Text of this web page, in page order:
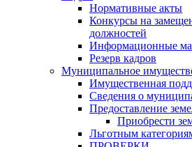
Нормативные акты
Конкурсы на
должностей
Информационные
Резерв кадров
Муниципальное
Имущественная
Сведения о
Предоставление
Приобрести
Льготным